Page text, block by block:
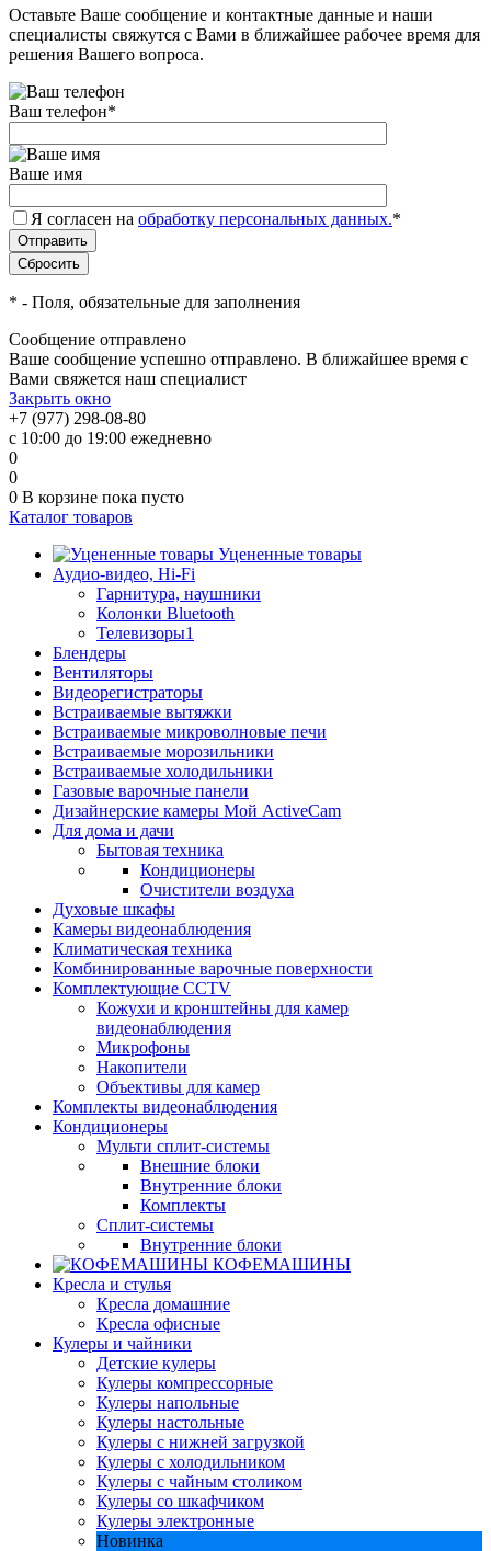
Оставьте Ваше сообщение и контактные данные и наши
специалисты свяжутся с Вами в ближайшее рабочее время для
решения Вашего вопроса.
Ваш телефон*
Ваше имя
Я согласен на обработку персональных данных.*
* - Поля, обязательные для заполнения
Сообщение отправлено
Ваше сообщение успешно отправлено. В ближайшее время с
Вами свяжется наш специалист
Закрыть окно
+7 (977) 298-08-80
с 10:00 до 19:00 ежедневно
0
0
0 В корзине пока пусто
Каталог товаров
Уцененные товары
Аудио-видео, Hi-Fi
Гарнитура, наушники
Колонки Bluetooth
Телевизоры1
Блендеры
Вентиляторы
Видеорегистраторы
Встраиваемые вытяжки
Встраиваемые микроволновые печи
Встраиваемые морозильники
Встраиваемые холодильники
Газовые варочные панели
Дизайнерские камеры Мой ActiveCam
Для дома и дачи
Бытовая техника
Кондиционеры
Очистители воздуха
Духовые шкафы
Камеры видеонаблюдения
Климатическая техника
Комбинированные варочные поверхности
Комплектующие CCTV
Кожухи и кронштейны для камер
видеонаблюдения
Микрофоны
Накопители
Объективы для камер
Комплекты видеонаблюдения
Кондиционеры
Мульти сплит-системы
Внешние блоки
Внутренние блоки
Комплекты
Сплит-системы
Внутренние блоки
КОФЕМАШИНЫ
Кресла и стулья
Кресла домашние
Кресла офисные
Кулеры и чайники
Детские кулеры
Кулеры компрессорные
Кулеры напольные
Кулеры настольные
Кулеры с нижней загрузкой
Кулеры с холодильником
Кулеры с чайным столиком
Кулеры со шкафчиком
Кулеры электронные
Новинка